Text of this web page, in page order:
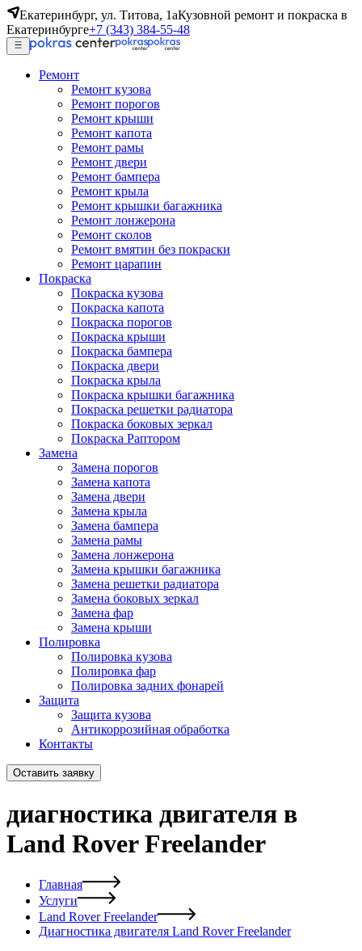
Екатеринбург, ул. Титова, 1аКузовной ремонт и покраска в
Екатеринбурге+7 (343) 384-55-48
Ремонт
Ремонт кузова
Ремонт порогов
Ремонт крыши
Ремонт капота
Ремонт рамы
Ремонт двери
Ремонт бампера
Ремонт крыла
Ремонт крышки багажника
Ремонт лонжерона
Ремонт сколов
Ремонт вмятин без покраски
Ремонт царапин
Покраска
Покраска кузова
Покраска капота
Покраска порогов
Покраска крыши
Покраска бампера
Покраска двери
Покраска крыла
Покраска крышки багажника
Покраска решетки радиатора
Покраска боковых зеркал
Покраска Раптором
Замена
Замена порогов
Замена капота
Замена двери
Замена крыла
Замена бампера
Замена рамы
Замена лонжерона
Замена крышки багажника
Замена решетки радиатора
Замена боковых зеркал
Замена фар
Замена крыши
Полировка
Полировка кузова
Полировка фар
Полировка задних фонарей
Защита
Защита кузова
Антикоррозийная обработка
Контакты
Оставить заявку
диагностика двигателя в
Land Rover Freelander
Главная
Услуги
Land Rover Freelander
Диагностика двигателя Land Rover Freelander